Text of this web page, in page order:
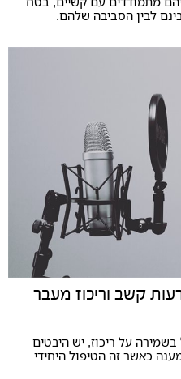
לבין הסביבה שלהם.
קשב וריכוז מעבר
על ריכוז, יש היבטים
כאשר זה הטיפול היחידי